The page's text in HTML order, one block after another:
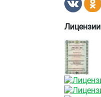
Лицензии